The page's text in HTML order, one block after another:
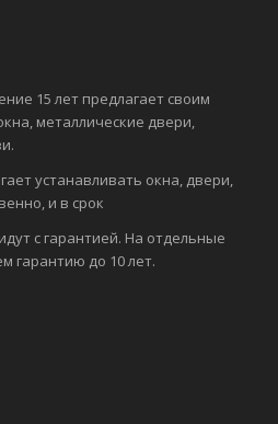
15 лет предлагает своим
металлические двери,
устанавливать окна, двери,
и в срок
с гарантией. На отдельные
гарантию до 10 лет.